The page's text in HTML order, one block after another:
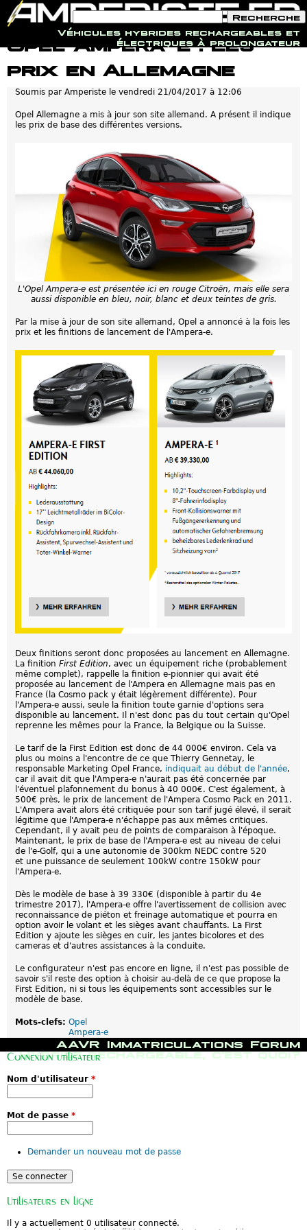
Jump to navigation
Véhicules hybrides rechargeables et
électriques à prolongateur
o
r
m
l
a
i
r
d
e
h
e
r
c
h
e
e
c
h
r
c
e
Opel Ampera-e : Les
prix en Allemagne
Soumis par Amperiste le vendredi 21/04/2017 à 12:06
Opel Allemagne a mis à jour son site allemand. A présent il indique
les prix de base des différentes versions.
L'Opel Ampera-e est présentée ici en rouge Citroën, mais elle sera
aussi disponible en bleu, noir, blanc et deux teintes de gris.
Par la mise à jour de son site allemand, Opel a annoncé à la fois les
prix et les finitions de lancement de l'Ampera-e.
Deux finitions seront donc proposées au lancement en Allemagne.
La finition First Edition, avec un équipement riche (probablement
même complet), rappelle la finition e-pionnier qui avait été
proposée au lancement de l'Ampera en Allemagne mais pas en
France (la Cosmo pack y était légèrement différente). Pour
l'Ampera-e aussi, seule la finition toute garnie d'options sera
disponible au lancement. Il n'est donc pas du tout certain qu'Opel
reprenne les mêmes pour la France, la Belgique ou la Suisse.
Le tarif de la First Edition est donc de 44 000€ environ. Cela va
plus ou moins a l'encontre de ce que Thierry Gennetay, le
responsable Marketing Opel France, indiquait au début de l'année,
car il avait dit que l'Ampera-e n'aurait pas été concernée par
l'éventuel plafonnement du bonus à 40 000€. C'est également, à
500€ près, le prix de lancement de l'Ampera Cosmo Pack en 2011.
L'Ampera avait alors été critiquée pour son tarif jugé élevé, il serait
légitime que l'Ampera-e n'échappe pas aux mêmes critiques.
Cependant, il y avait peu de points de comparaison à l'époque.
Maintenant, le prix de base de l'Ampera-e est au niveau de celui
de l'e-Golf, qui a une autonomie de 300km NEDC contre 520
et une puissance de seulement 100kW contre 150kW pour
l'Ampera-e.
Dès le modèle de base à 39 330€ (disponible à partir du 4e
trimestre 2017), l'Ampera-e offre l'avertissement de collision avec
reconnaissance de piéton et freinage automatique et pourra en
option avoir le volant et les sièges avant chauffants. La First
Edition y ajoute les sièges en cuir, les jantes bicolores et des
cameras et d'autres assistances à la conduite.
Le configurateur n'est pas encore en ligne, il n'est pas possible de
savoir s'il reste des option à choisir au-delà de ce que propose la
First Edition, ni si tous les équipements sont accessibles sur le
modèle de base.
Mots-clefs: Opel
Ampera-e
M
e
p
Forum
Immatriculations
AAVR
Hybride rechargeable, c'est quoi?
Connexion utilisateur
Nom d'utilisateur *
Mot de passe *
Demander un nouveau mot de passe
Utilisateurs en ligne
Il y a actuellement 0 utilisateur connecté.